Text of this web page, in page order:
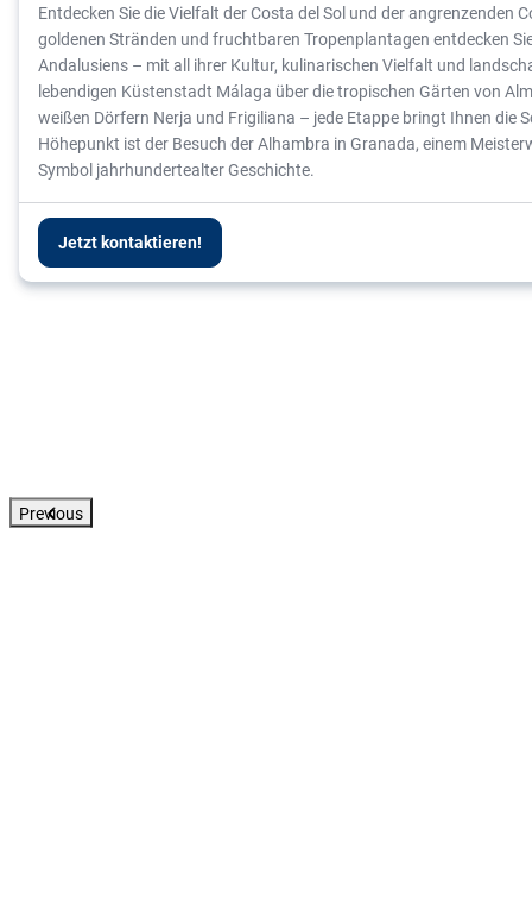
Entdecken Sie die Vielfalt der Costa del Sol und der angrenzenden
goldenen Stränden und fruchtbaren Tropenplantagen entdecken
Andalusiens – mit all ihrer Kultur, kulinarischen Vielfalt und
lebendigen Küstenstadt Málaga über die tropischen Gärten von
weißen Dörfern Nerja und Frigiliana – jede Etappe bringt Ihnen die
Höhepunkt ist der Besuch der Alhambra in Granada, einem
Symbol jahrhundertealter Geschichte.
Jetzt kontaktieren!
Previous